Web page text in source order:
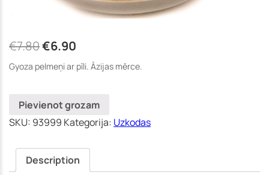
22113434
(Jūrmala)
€7.80€6.90
Gyoza pelmeņi ar pīli. Āzijas mērce.
Pievienot grozam
SKU: 93999 Kategorija: Uzkodas
Description